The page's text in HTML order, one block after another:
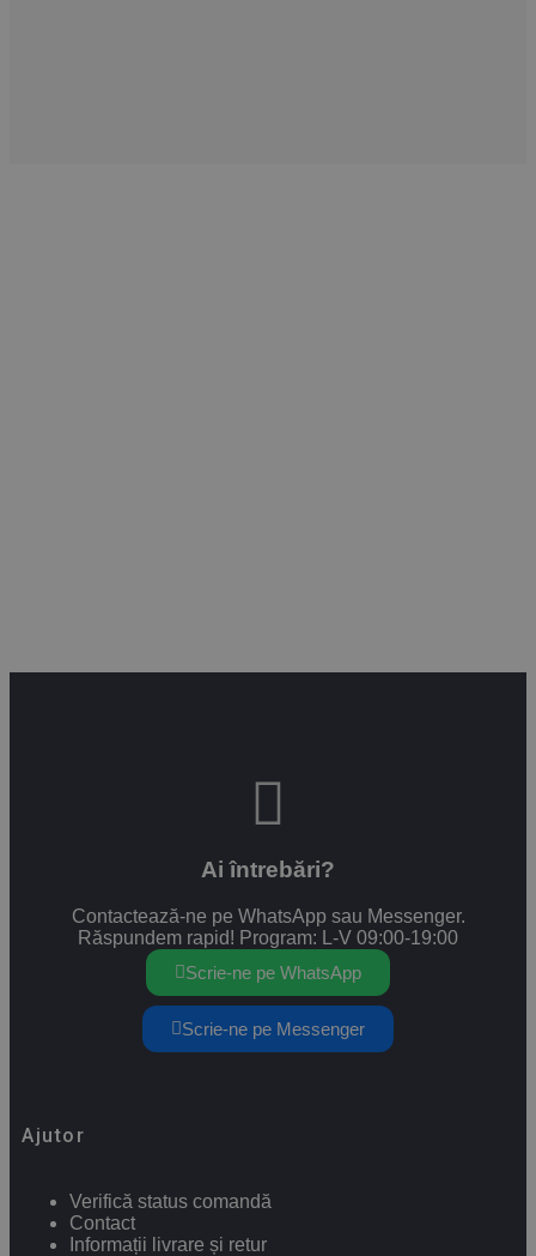
Ai întrebări?
Contactează-ne pe WhatsApp sau Messenger.
Răspundem rapid! Program: L-V 09:00-19:00
Scrie-ne pe WhatsApp
Scrie-ne pe Messenger
Ajutor
Verifică status comandă
Contact
Informații livrare și retur